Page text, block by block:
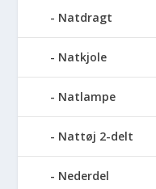
Natdragt
Natkjole
Natlampe
Nattøj 2-delt
Nederdel